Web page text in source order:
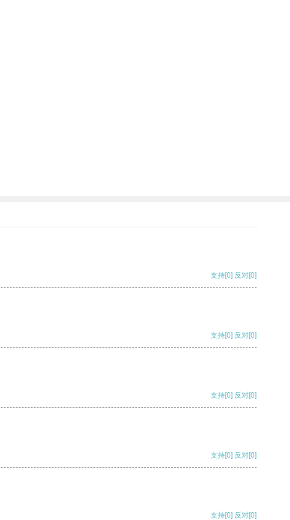
支持[0] 反对[0]
支持[0] 反对[0]
支持[0] 反对[0]
支持[0] 反对[0]
支持[0] 反对[0]